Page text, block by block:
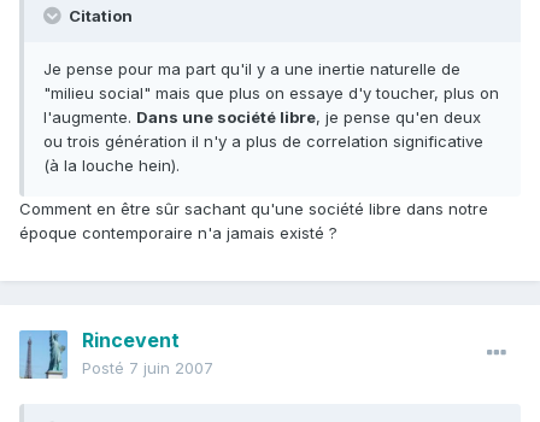
Citation
Je pense pour ma part qu'il y a une inertie naturelle de
"milieu social" mais que plus on essaye d'y toucher, plus on
l'augmente. Dans une société libre, je pense qu'en deux
ou trois génération il n'y a plus de correlation significative
(à la louche hein).
Comment en être sûr sachant qu'une société libre dans notre
époque contemporaire n'a jamais existé ?
Rincevent
Posté 7 juin 2007